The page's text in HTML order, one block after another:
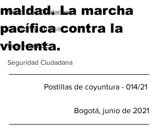
Veedurías Ciudadanas
Opinión y Análisis
Proyecto ECE
Seguridad Ciudadana
maldad. La marcha
pacífica contra la
violenta.
Postillas de coyuntura - 014/21
Bogotá, junio de 2021